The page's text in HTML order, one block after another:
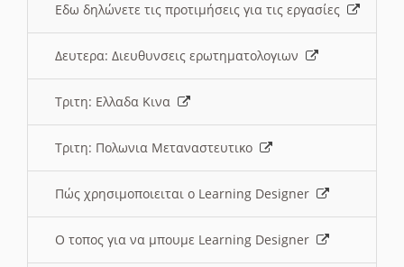
Εδω δηλώνετε τις προτιμήσεις για τις εργασίες
Δευτερα: Διευθυνσεις ερωτηματολογιων
Τριτη: Ελλαδα Κινα
Τριτη: Πολωνια Μεταναστευτικο
Πώς χρησιμοποιειται ο Learning Designer
O τοπος για να μπουμε Learning Designer